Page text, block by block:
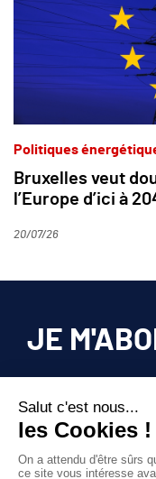
Politiques
Bruxelles veut
l’Europe d’ici à
20/07/26
JE
Pour bénéficier
les articles
Prix unique 180€/